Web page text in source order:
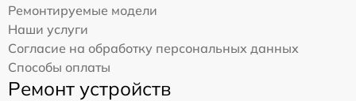
Ремонтируемые модели
Наши услуги
Согласие на обработку персональных данных
Способы оплаты
Ремонт устройств